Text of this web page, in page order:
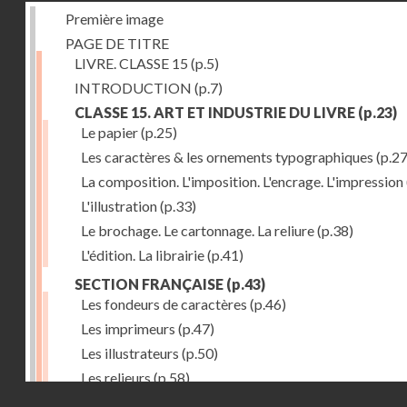
Première image
PAGE DE TITRE
LIVRE. CLASSE 15 (p.5)
INTRODUCTION (p.7)
CLASSE 15. ART ET INDUSTRIE DU LIVRE (p.23)
Le papier(p.25)
Les caractères & les ornements typographiques
La composition. L'imposition. L'encrage. L'impression
L'illustration(p.33)
Le brochage. Le cartonnage. La reliure(p.38)
L'édition. La librairie(p.41)
SECTION FRANÇAISE (p.43)
Les fondeurs de caractères (p.46)
Les imprimeurs (p.47)
Les illustrateurs (p.50)
Les relieurs (p.58)